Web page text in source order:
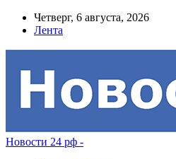
Четверг, 6 августа, 2026
Лента
Новости 24 рф -